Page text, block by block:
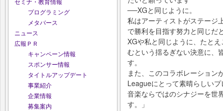
プログラミング
メタバース
ニュース
広報ＰＲ
キャンペーン情報
スポンサー情報
タイトルアップデート
事業紹介
企業情報
募集案内
──XGと同じように。
私はアーティストがステージ
で勝利を目指す努力と同じだ
XGや私と同じように、たと
むという揺るぎない決意に、
す。
また、このコラボレーション
Leagueにとって素晴らしい
音楽ならではのシナジーを世
す。」